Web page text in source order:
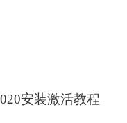
接点击老用户升级的
邮箱地址即可获取激活码。
安装激活教程